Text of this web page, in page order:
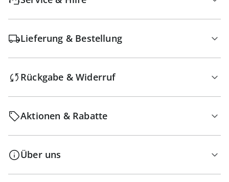
Lieferung & Bestellung
Rückgabe & Widerruf
Aktionen & Rabatte
Über uns